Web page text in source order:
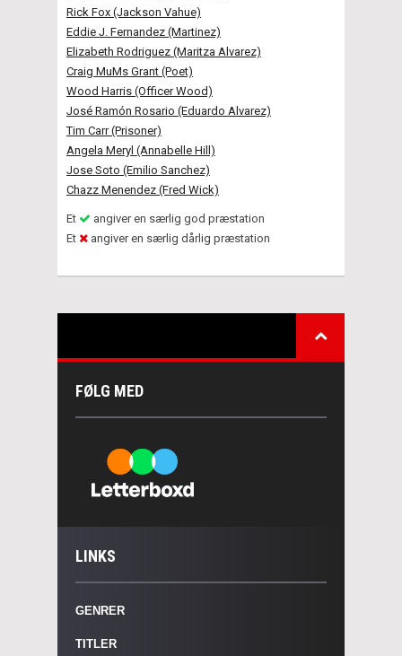
Rick Fox (Jackson Vahue)
Eddie J. Fernandez (Martinez)
Elizabeth Rodriguez (Maritza Alvarez)
Craig MuMs Grant (Poet)
Wood Harris (Officer Wood)
José Ramón Rosario (Eduardo Alvarez)
Tim Carr (Prisoner)
Angela Meryl (Annabelle Hill)
Jose Soto (Emilio Sanchez)
Chazz Menendez (Fred Wick)
Et
angiver en særlig god præstation
Et
angiver en særlig dårlig præstation
FØLG MED
LINKS
GENRER
TITLER